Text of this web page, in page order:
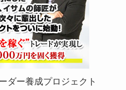
ー養成プロジェクト